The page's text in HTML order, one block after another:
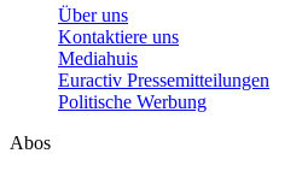
Über uns
Kontaktiere uns
Mediahuis
Euractiv Pressemitteilungen
Politische Werbung
Abos